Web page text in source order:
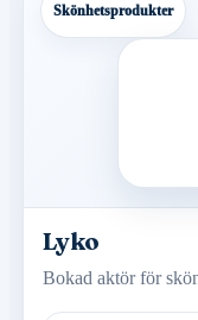
Skönhetsprodukter
Lyko
Bokad aktör för